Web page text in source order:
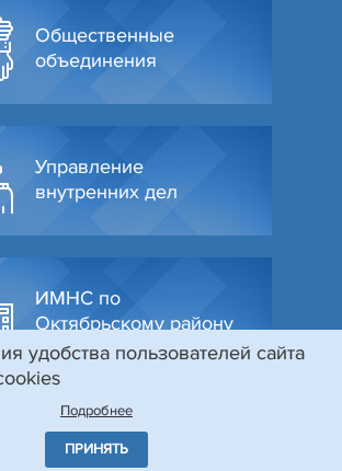
Общественные
объединения
Управление
внутренних дел
ИМНС по
Октябрьскому району
Октябрьского района г. Гродно, 2026
удобства пользователей сайта
Подробнее
ПРИНЯТЬ